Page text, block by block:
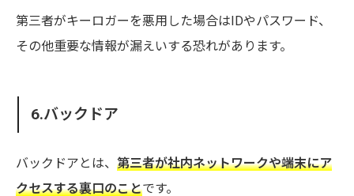
第三者がキーロガーを悪用した場合はIDやパスワード、
その他重要な情報が漏えいする恐れがあります。
6.バックドア
バックドアとは、 第三者が社内ネットワークや端末にア
クセスする裏口のことです。